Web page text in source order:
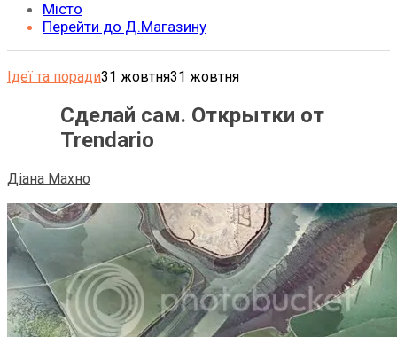
Місто
Перейти до Д.Магазину
Ідеї та поради31 жовтня31 жовтня
Сделай сам. Открытки от
Trendario
Діана Махно